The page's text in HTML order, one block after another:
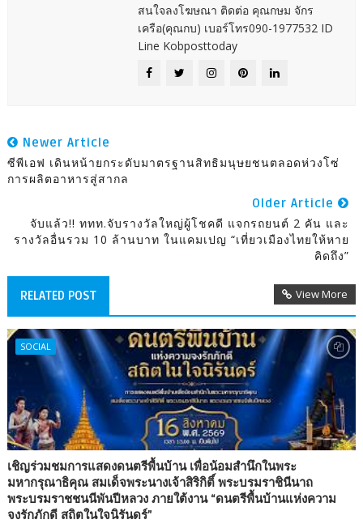
สนใจลงโฆษณา ติดต่อ คุณกษม จักร
เครือ(คุณกบ) เบอร์โทร090-1977532 ID
Line Kobposttoday
Newer Article
ซีพีเอฟ เดินหน้ายกระดับมาตรฐานสิทธิมนุษยชนตลอดห่วงโซ่
การผลิตอาหารสู่สากล
Older Article
จับแล้ว!! ททท.จับรางวัลใหญ่ผู้โชคดี แจกรถยนต์ 2 คัน และ
รางวัลอื่นรวม 10 ล้านบาท ในแคมเปญ “เที่ยวเมืองไทยให้หาย
คิดถึง”
RELATED POST View More
SOCIAL
เชิญร่วมชมการแสดงดนตรีพื้นบ้าน เพื่อน้อมสำนึกในพระ
มหากรุณาธิคุณ สมเด็จพระนางเจ้าสิริกิติ์ พระบรมราชินีนาถ
พระบรมราชชนนีพันปีหลวง ภายใต้งาน “ดนตรีพื้นบ้านแห่งความ
จงรักภักดี สถิตในใจนิรันดร์”